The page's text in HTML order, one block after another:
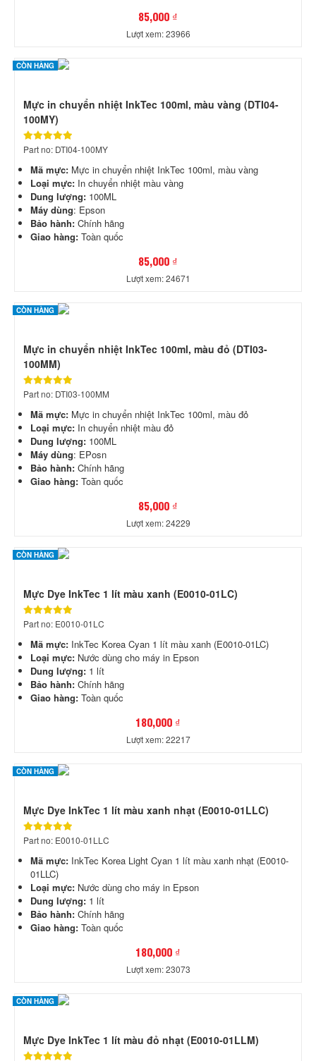
85,000 ₫
Lượt xem: 23966
CÒN HÀNG
Mực in chuyển nhiệt InkTec 100ml, màu vàng (DTI04-
100MY)
Part no: DTI04-100MY
Mã mực: Mực in chuyển nhiệt InkTec 100ml, màu vàng
Loại mực: In chuyển nhiệt màu vàng
Dung lượng: 100ML
Máy dùng: Epson
Bảo hành: Chính hãng
Giao hàng: Toàn quốc
85,000 ₫
Lượt xem: 24671
CÒN HÀNG
Mực in chuyển nhiệt InkTec 100ml, màu đỏ (DTI03-
100MM)
Part no: DTI03-100MM
Mã mực: Mực in chuyển nhiệt InkTec 100ml, màu đỏ
Loại mực: In chuyển nhiệt màu đỏ
Dung lượng: 100ML
Máy dùng: EPosn
Bảo hành: Chính hãng
Giao hàng: Toàn quốc
85,000 ₫
Lượt xem: 24229
CÒN HÀNG
Mực Dye InkTec 1 lít màu xanh (E0010-01LC)
Part no: E0010-01LC
Mã mực: InkTec Korea Cyan 1 lít màu xanh (E0010-01LC)
Loại mực: Nước dùng cho máy in Epson
Dung lượng: 1 lít
Bảo hành: Chính hãng
Giao hàng: Toàn quốc
180,000 ₫
Lượt xem: 22217
CÒN HÀNG
Mực Dye InkTec 1 lít màu xanh nhạt (E0010-01LLC)
Part no: E0010-01LLC
Mã mực: InkTec Korea Light Cyan 1 lít màu xanh nhạt (E0010-
01LLC)
Loại mực: Nước dùng cho máy in Epson
Dung lượng: 1 lít
Bảo hành: Chính hãng
Giao hàng: Toàn quốc
180,000 ₫
Lượt xem: 23073
CÒN HÀNG
Mực Dye InkTec 1 lít màu đỏ nhạt (E0010-01LLM)